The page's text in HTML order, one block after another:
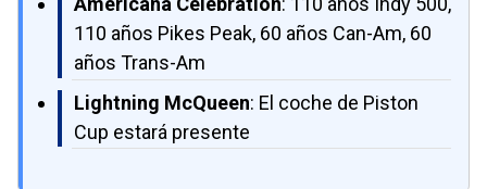
110 años Pikes Peak, 60 años Can-Am, 60
años Trans-Am
Lightning McQueen: El coche de Piston
Cup estará presente